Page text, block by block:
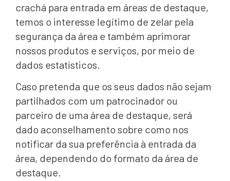
crachá para entrada em áreas de destaque,
temos o interesse legítimo de zelar pela
segurança da área e também aprimorar
nossos produtos e serviços, por meio de
dados estatísticos.
Caso pretenda que os seus dados não sejam
partilhados com um patrocinador ou
parceiro de uma área de destaque, será
dado aconselhamento sobre como nos
notificar da sua preferência à entrada da
área, dependendo do formato da área de
destaque.